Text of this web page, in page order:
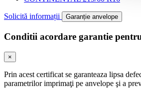
Solicită informații Garanție anvelope
Conditii acordare garantie
×
Prin acest certificat se garanteaza lipsa
parametrilor imprimaţi pe anvelope şi a